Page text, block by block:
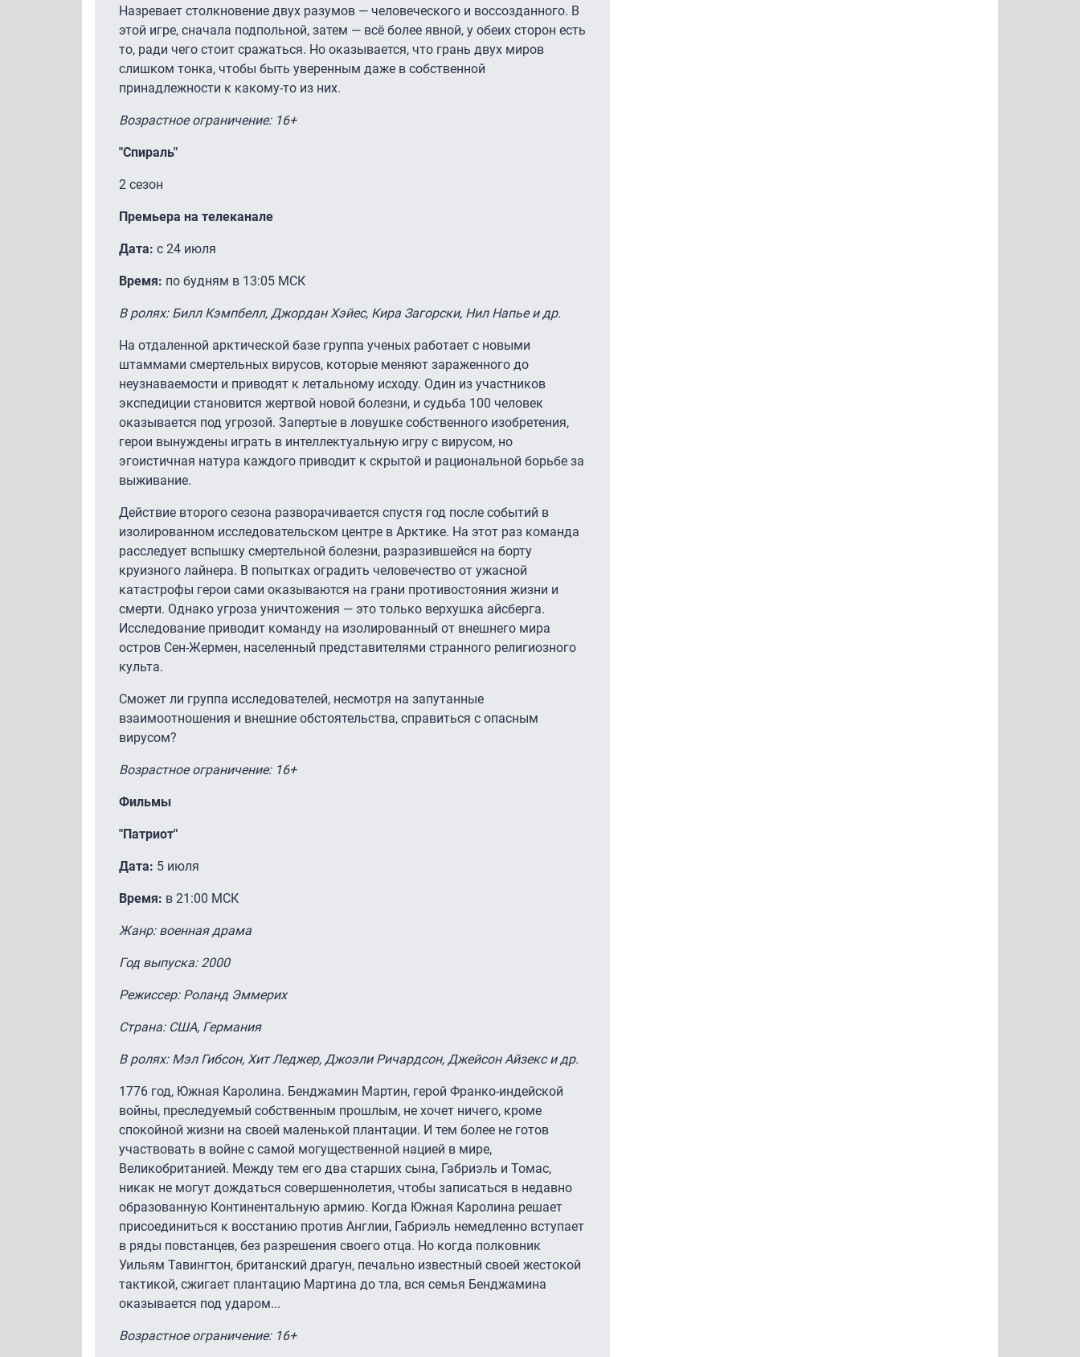
Назревает столкновение двух разумов — человеческого и воссозданного. В
этой игре, сначала подпольной, затем — всё более явной, у обеих сторон есть
то, ради чего стоит сражаться. Но оказывается, что грань двух миров
слишком тонка, чтобы быть уверенным даже в собственной
принадлежности к какому-то из них.
Возрастное ограничение: 16+
"Спираль"
2 сезон
Премьера на телеканале
Дата: с 24 июля
Время: по будням в 13:05 МСК
В ролях: Билл Кэмпбелл, Джордан Хэйес, Кира Загорски, Нил Напье и др.
На отдаленной арктической базе группа ученых работает с новыми
штаммами смертельных вирусов, которые меняют зараженного до
неузнаваемости и приводят к летальному исходу. Один из участников
экспедиции становится жертвой новой болезни, и судьба 100 человек
оказывается под угрозой. Запертые в ловушке собственного изобретения,
герои вынуждены играть в интеллектуальную игру с вирусом, но
эгоистичная натура каждого приводит к скрытой и рациональной борьбе за
выживание.
Действие второго сезона разворачивается спустя год после событий в
изолированном исследовательском центре в Арктике. На этот раз команда
расследует вспышку смертельной болезни, разразившейся на борту
круизного лайнера. В попытках оградить человечество от ужасной
катастрофы герои сами оказываются на грани противостояния жизни и
смерти. Однако угроза уничтожения — это только верхушка айсберга.
Исследование приводит команду на изолированный от внешнего мира
остров Сен-Жермен, населенный представителями странного религиозного
культа.
Сможет ли группа исследователей, несмотря на запутанные
взаимоотношения и внешние обстоятельства, справиться с опасным
вирусом?
Возрастное ограничение: 16+
Фильмы
"Патриот"
Дата: 5 июля
Время: в 21:00 МСК
Жанр: военная драма
Год выпуска: 2000
Режиссер: Роланд Эммерих
Страна: США, Германия
В ролях: Мэл Гибсон, Хит Леджер, Джоэли Ричардсон, Джейсон Айзекс и др.
1776 год, Южная Каролина. Бенджамин Мартин, герой Франко-индейской
войны, преследуемый собственным прошлым, не хочет ничего, кроме
спокойной жизни на своей маленькой плантации. И тем более не готов
участвовать в войне с самой могущественной нацией в мире,
Великобританией. Между тем его два старших сына, Габриэль и Томас,
никак не могут дождаться совершеннолетия, чтобы записаться в недавно
образованную Континентальную армию. Когда Южная Каролина решает
присоединиться к восстанию против Англии, Габриэль немедленно вступает
в ряды повстанцев, без разрешения своего отца. Но когда полковник
Уильям Тавингтон, британский драгун, печально известный своей жестокой
тактикой, сжигает плантацию Мартина до тла, вся семья Бенджамина
оказывается под ударом...
Возрастное ограничение: 16+